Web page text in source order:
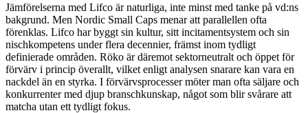
Jämförelserna med Lifco är naturliga, inte minst med tanke på vd:ns
bakgrund. Men Nordic Small Caps menar att parallellen ofta
förenklas. Lifco har byggt sin kultur, sitt incitamentsystem och sin
nischkompetens under flera decennier, främst inom tydligt
definierade områden. Röko är däremot sektorneutralt och öppet för
förvärv i princip överallt, vilket enligt analysen snarare kan vara en
nackdel än en styrka. I förvärvsprocesser möter man ofta säljare och
konkurrenter med djup branschkunskap, något som blir svårare att
matcha utan ett tydligt fokus.